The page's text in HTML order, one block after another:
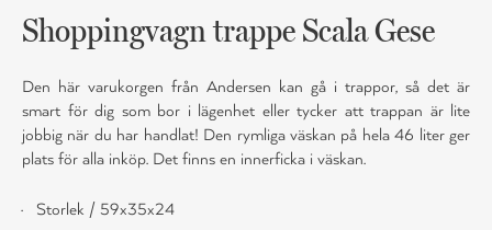
Shoppingvagn trappe Scala Gese
Den här varukorgen från Andersen kan gå i trappor, så det är
smart för dig som bor i lägenhet eller tycker att trappan är lite
jobbig när du har handlat! Den rymliga väskan på hela 46 liter ger
plats för alla inköp. Det finns en innerficka i väskan.
Storlek / 59x35x24